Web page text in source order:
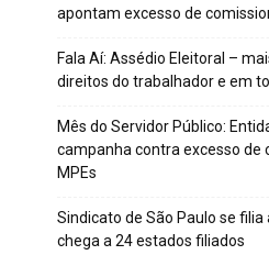
apontam excesso de
Fala Aí: Assédio Eleitoral –
direitos do trabalhador e em
Mês do Servidor Público:
campanha contra excesso de
MPEs
Sindicato de São Paulo se filia
chega a 24 estados filiados